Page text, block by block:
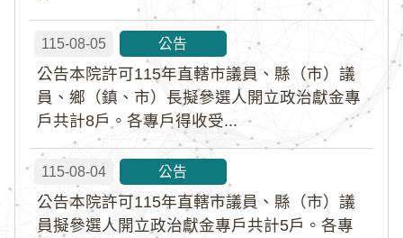
115-08-05 公告
公告本院許可115年直轄市議員、縣（市）議
員、鄉（鎮、市）長擬參選人開立政治獻金專
戶共計8戶。各專戶得收受...
115-08-04 公告
公告本院許可115年直轄市議員、縣（市）議
員擬參選人開立政治獻金專戶共計5戶。各專